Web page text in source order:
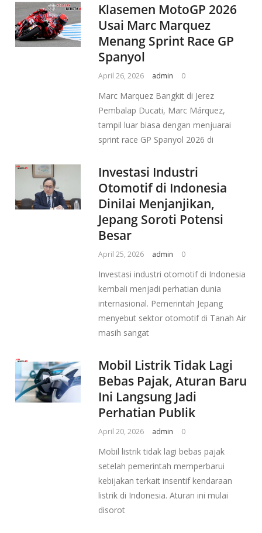
Klasemen MotoGP 2026
Usai Marc Marquez
Menang Sprint Race GP
Spanyol
April 26, 2026 admin 0
Marc Marquez Bangkit di Jerez
Pembalap Ducati, Marc Márquez,
tampil luar biasa dengan menjuarai
sprint race GP Spanyol 2026 di
Investasi Industri
Otomotif di Indonesia
Dinilai Menjanjikan,
Jepang Soroti Potensi
Besar
April 25, 2026 admin 0
Investasi industri otomotif di Indonesia
kembali menjadi perhatian dunia
internasional. Pemerintah Jepang
menyebut sektor otomotif di Tanah Air
masih sangat
Mobil Listrik Tidak Lagi
Bebas Pajak, Aturan Baru
Ini Langsung Jadi
Perhatian Publik
April 20, 2026 admin 0
Mobil listrik tidak lagi bebas pajak
setelah pemerintah memperbarui
kebijakan terkait insentif kendaraan
listrik di Indonesia. Aturan ini mulai
disorot